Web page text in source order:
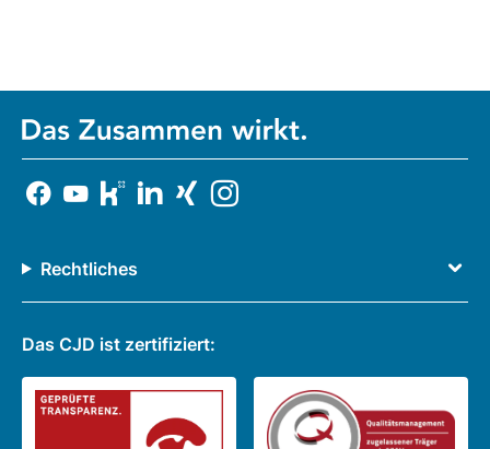
Rechtliches
Das CJD ist zertifiziert: